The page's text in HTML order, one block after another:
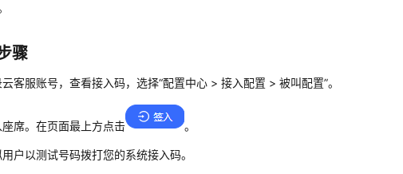
骤
云客服账号，查看接入码，选择“配置中心 >接入配置 >被叫配置”。
座席。在页面最上方点击 。
户以测试号码拨打您的系统接入码。